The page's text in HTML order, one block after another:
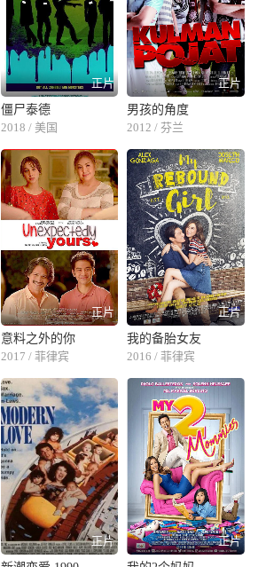
正片
僵尸泰德
2018 / 美国
正片
男孩的角度
2012 / 芬兰
正片
意料之外的你
2017 / 菲律宾
正片
我的备胎女友
2016 / 菲律宾
正片
正片